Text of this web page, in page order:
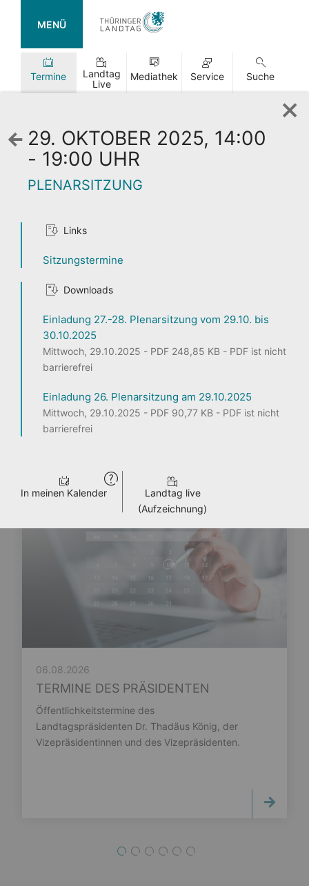
MENÜ
Termine
Zurück
Wochenansicht
29. OKTOBER 2025, 14:00
- 19:00 UHR
PLENARSITZUNG
Links
Sitzungstermine
Downloads
Einladung 27.-28. Plenarsitzung vom 29.10. bis
30.10.2025
Mittwoch, 29.10.2025 - PDF 248,85 KB - PDF ist nicht
barrierefrei
Einladung 26. Plenarsitzung am 29.10.2025
Mittwoch, 29.10.2025 - PDF 90,77 KB - PDF ist nicht
barrierefrei
In meinen Kalender
Landtag live
(Aufzeichnung)
Landtag
Live
Mediathek Service Suche
TAG DER
Seite teilen
ENTDECKEN
PERSONEN
LANDTAG LIVE
06.08.2026
TERMINE DES PRÄSIDENTEN
Öffentlichkeitstermine des
Landtagspräsidenten Dr. Thadäus König, der
Vizepräsidentinnen und des Vizepräsidenten.
1 2 3 4 5